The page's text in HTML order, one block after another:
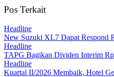
Pos Terkait
Headline
New Suzuki XL7 Dapat Respond
Headline
TAPG Bagikan Dividen Interim
Headline
Kuartal II/2026 Membaik, Hotel